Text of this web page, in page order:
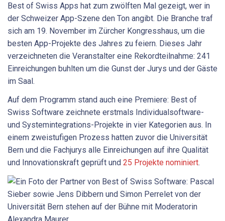
Best of Swiss Apps hat zum zwölften Mal gezeigt, wer in
der Schweizer App-Szene den Ton angibt. Die Branche traf
sich am 19. November im Zürcher Kongresshaus, um die
besten App-Projekte des Jahres zu feiern. Dieses Jahr
verzeichneten die Veranstalter eine Rekordteilnahme: 241
Einreichungen buhlten um die Gunst der Jurys und der Gäste
im Saal.
Auf dem Programm stand auch eine Premiere: Best of
Swiss Software zeichnete erstmals Individualsoftware-
und Systemintegrations-Projekte in vier Kategorien aus. In
einem zweistufigen Prozess hatten zuvor die Universität
Bern und die Fachjurys alle Einreichungen auf ihre Qualität
und Innovationskraft geprüft und 25 Projekte nominiert.